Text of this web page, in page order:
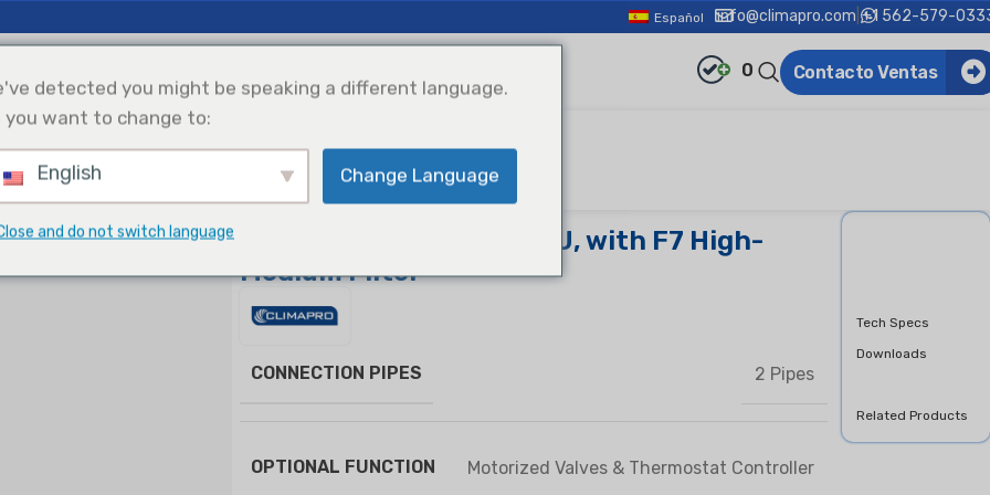
Español info@climapro.com +1 562-579-
0 Contacto Ventas
Selección De
Units Concealed Duct Type FCU, with F7 High-Medium Filter
Concealed Duct Type FCU, with F7 High-
Medium Filter
CONNECTION PIPES 2 Pipes
OPTIONAL FUNCTION Motorized Valves & Thermostat Controller
Tech Specs
Downloads
Related Products
detected you might be speaking a different language.
you want to change to:
English Change Language
and do not switch language